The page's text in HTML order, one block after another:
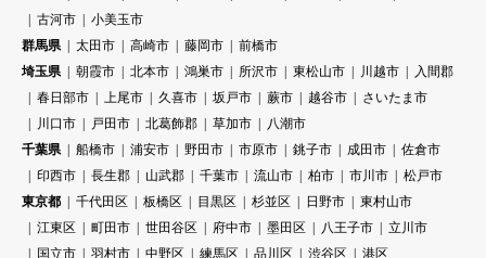
古河市
小美玉市
群馬県
太田市 高崎市 藤岡市
前橋市
埼玉県
朝霞市 北本市 鴻巣市 所沢市 東松山市 川越市
入間郡
春日部市
上尾市 久喜市 坂戸市 蕨市 越谷市
さいたま市
川口市
戸田市 北葛飾郡 草加市
八潮市
千葉県
船橋市 浦安市 野田市 市原市 銚子市 成田市
佐倉市
印西市
長生郡 山武郡 千葉市 流山市 柏市 市川市
松戸市
東京都
千代田区 板橋区 目黒区 杉並区 日野市
東村山市
江東区
町田市 世田谷区 府中市 墨田区 八王子市
立川市
国立市
羽村市 中野区 練馬区 品川区 渋谷区
港区